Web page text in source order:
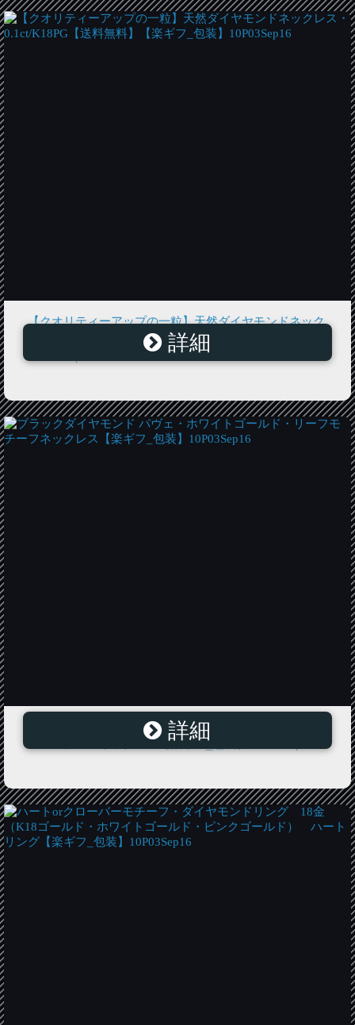
【クオリティーアップの一粒】天然ダイヤモンドネック
レス・0.1ct/K18PG【送料無料】【楽ギフ_包装】
詳細
ブラックダイヤモンド パヴェ・ホワイトゴールド・リ
ーフモチーフネックレス【楽ギフ_包装】10P03Sep16
詳細